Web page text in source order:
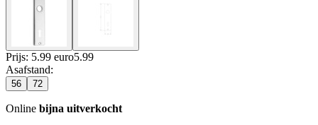
Prijs: 5.99 euro5.99
Asafstand:
56 72
Online bijna uitverkocht